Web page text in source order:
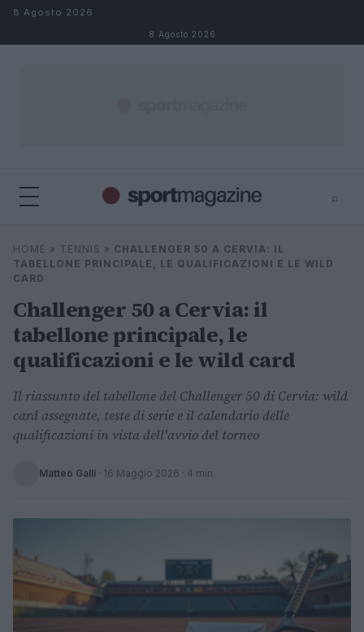
Salta al contenuto
8 Agosto 2026
8 Agosto 2026
⌕
Cerca
HOME » TENNIS » CHALLENGER 50 A CERVIA: IL
TABELLONE PRINCIPALE, LE QUALIFICAZIONI E LE WILD
CARD
Challenger 50 a Cervia: il
tabellone principale, le
qualificazioni e le wild card
Il riassunto del tabellone del Challenger 50 di Cervia: wild
card assegnate, teste di serie e il calendario delle
qualificazioni in vista dell'avvio del torneo
Matteo Galli · 16 Maggio 2026 · 4 min